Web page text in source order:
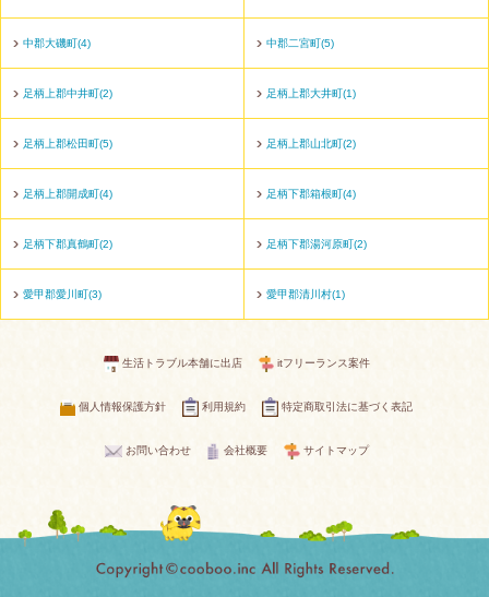
中郡大磯町(4) 中郡二宮町(5)
足柄上郡中井町(2) 足柄上郡大井町(1)
足柄上郡松田町(5) 足柄上郡山北町(2)
足柄上郡開成町(4) 足柄下郡箱根町(4)
足柄下郡真鶴町(2) 足柄下郡湯河原町(2)
愛甲郡愛川町(3) 愛甲郡清川村(1)
生活トラブル本舗に出店 itフリーランス案件
個人情報保護方針 利用規約 特定商取引法に基づく表記
お問い合わせ 会社概要 サイトマップ